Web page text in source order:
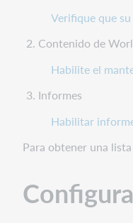
Todas
las
Campo
la
base
Campo
856
Verifique que
Contenido de
Habilite el
Informes
Habilitar
Para obtener una